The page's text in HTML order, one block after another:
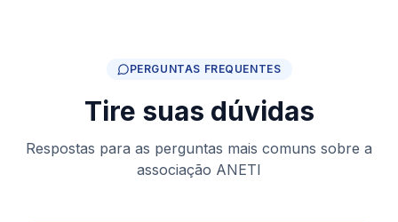
PERGUNTAS FREQUENTES
Tire suas dúvidas
Respostas para as perguntas mais comuns sobre a
associação ANETI